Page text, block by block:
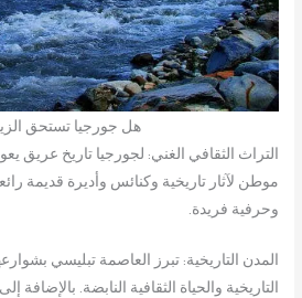
هل جورجيا تستحق
التراث الثقافي الغني: لجورجيا تاريخ عريق
موطن لآثار تاريخية وكنائس وأديرة قديمة
وحرفية فريدة.
المدن التاريخية: تبرز العاصمة تبليسي
التاريخية والحياة الثقافية النابضة.